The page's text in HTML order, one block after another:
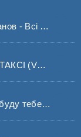
моя неземна
(VOLKANOV)